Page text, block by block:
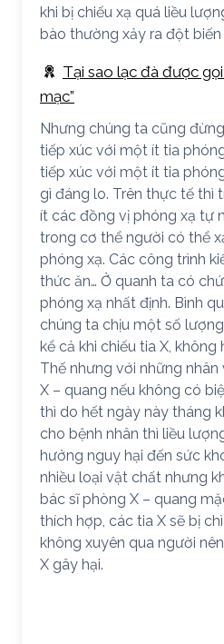
khi bị chiếu xạ quá liều
bào thường xảy ra đột
Tại sao lạc đà được
mạc”
Nhưng chúng ta cũng
tiếp xúc với một ít tia
tiếp xúc với một ít tia
gì đáng lo. Trên thực tế thì
ít các đồng vị phóng xạ tự
trong cơ thể người có thể
phóng xạ. Các công trình
thức ăn… Ở quanh ta có
phóng xạ nhất định. Bình
chúng ta chịu một số
kể cả khi chiếu tia X,
Thế nhưng với những
X – quang nếu không có
thì do hết ngày này tháng
cho bệnh nhân thì liều
hưởng nguy hại đến sức
nhiều loại vật chất nhưng
bác sĩ phòng X – quang
thích hợp, các tia X sẽ bị
không xuyên qua người
X gây hại.